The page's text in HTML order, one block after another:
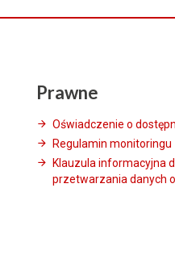
Prawne
Oświadczenie o
Regulamin monitoringu
Klauzula informacyjna
przetwarzania danych